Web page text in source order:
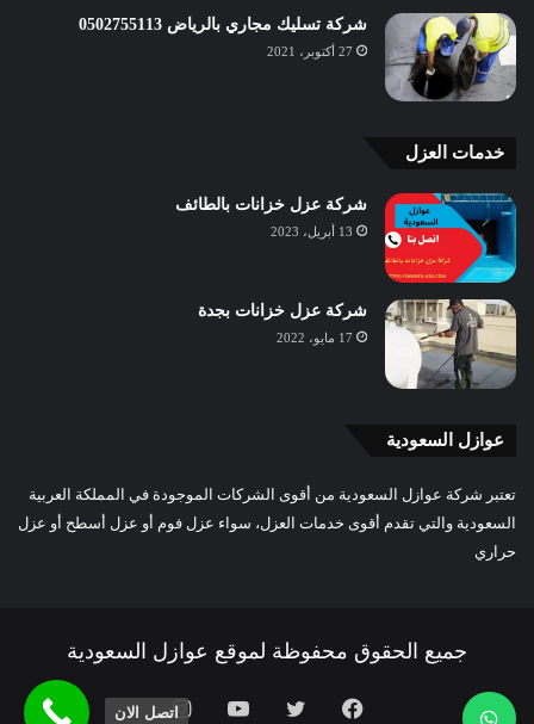
شركة تسليك مجاري بالرياض 0502755113
27 أكتوبر، 2021
خدمات العزل
شركة عزل خزانات بالطائف
13 أبريل، 2023
شركة عزل خزانات بجدة
17 مايو، 2022
عوازل السعودية
تعتبر شركة عوازل السعودية من أقوى الشركات الموجودة في المملكة العربية
السعودية والتي تقدم أقوى خدمات العزل، سواء عزل فوم أو عزل أسطح أو عزل
حراري
جميع الحقوق محفوظة لموقع عوازل السعودية
فيسبوك تويتر يوتيوبانستقرام
اتصل الان